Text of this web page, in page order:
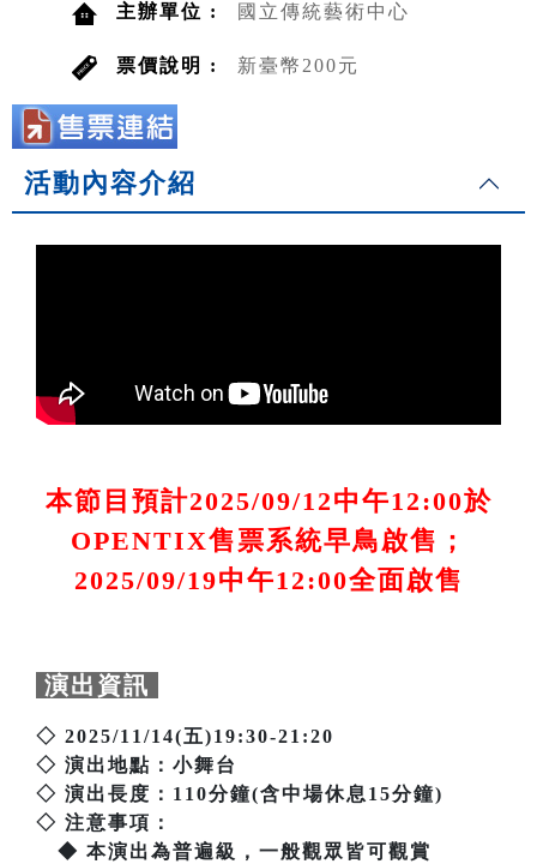
主辦單位 : 國立傳統藝術中心
票價說明 : 新臺幣200元
活動內容介紹
本節目預計2025/09/12中午12:00於
OPENTIX售票系統早鳥啟售；
2025/09/19中午12:00全面啟售
演出資訊
◇ 2025/11/14(五)19:30-21:20
◇ 演出地點：小舞台
◇ 演出長度：110分鐘(含中場休息15分鐘)
◇ 注意事項：
◆ 本演出為普遍級，一般觀眾皆可觀賞